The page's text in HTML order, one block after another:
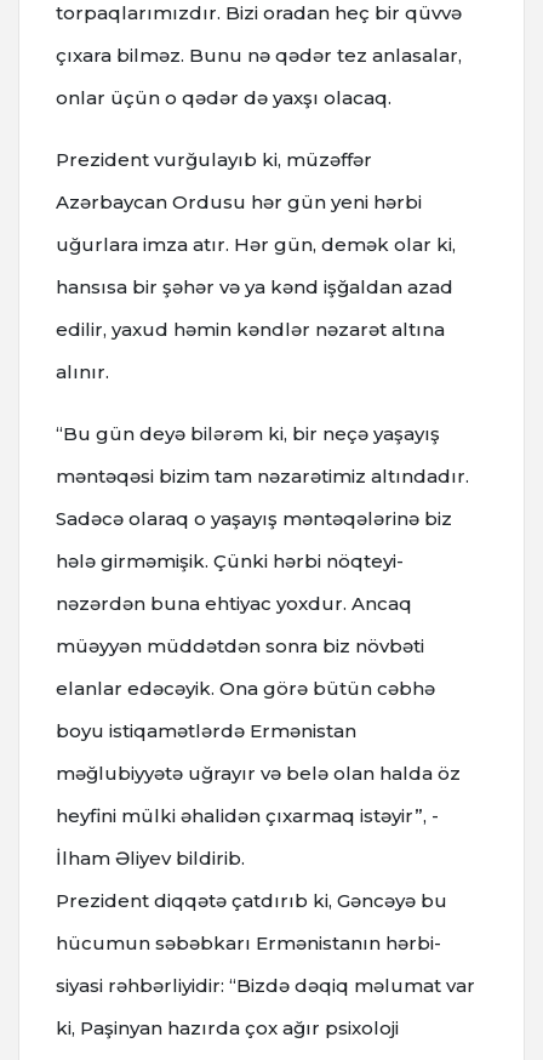
torpaqlarımızdır. Bizi oradan heç bir qüvvə
çıxara bilməz. Bunu nə qədər tez anlasalar,
onlar üçün o qədər də yaxşı olacaq.
Prezident vurğulayıb ki, müzəffər
Azərbaycan Ordusu hər gün yeni hərbi
uğurlara imza atır. Hər gün, demək olar ki,
hansısa bir şəhər və ya kənd işğaldan azad
edilir, yaxud həmin kəndlər nəzarət altına
alınır.
“Bu gün deyə bilərəm ki, bir neçə yaşayış
məntəqəsi bizim tam nəzarətimiz altındadır.
Sadəcə olaraq o yaşayış məntəqələrinə biz
hələ girməmişik. Çünki hərbi nöqteyi-
nəzərdən buna ehtiyac yoxdur. Ancaq
müəyyən müddətdən sonra biz növbəti
elanlar edəcəyik. Ona görə bütün cəbhə
boyu istiqamətlərdə Ermənistan
məğlubiyyətə uğrayır və belə olan halda öz
heyfini mülki əhalidən çıxarmaq istəyir”, -
İlham Əliyev bildirib.
Prezident diqqətə çatdırıb ki, Gəncəyə bu
hücumun səbəbkarı Ermənistanın hərbi-
siyasi rəhbərliyidir: “Bizdə dəqiq məlumat var
ki, Paşinyan hazırda çox ağır psixoloji